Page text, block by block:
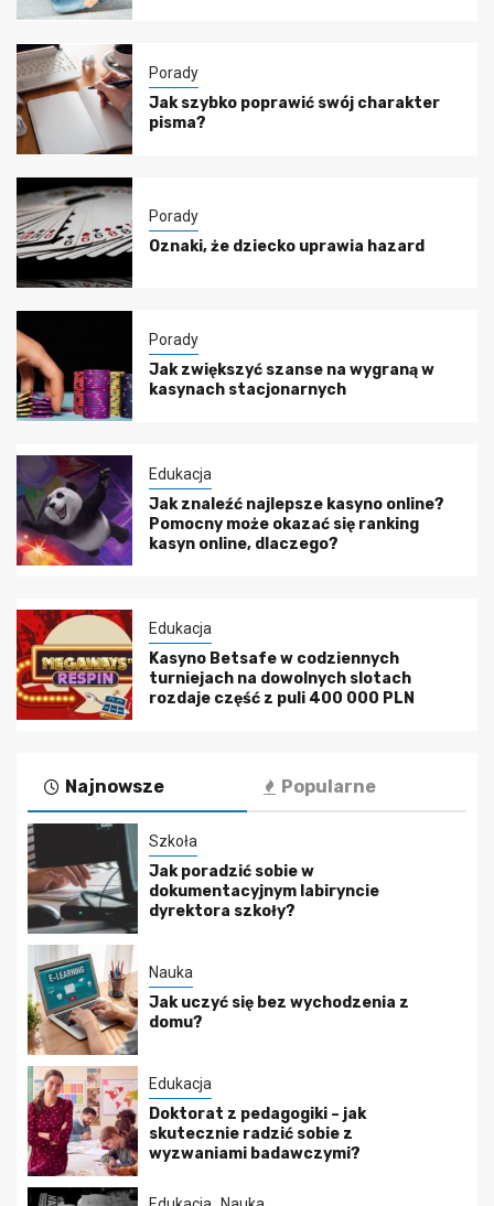
Porady
Jak szybko poprawić swój charakter
pisma?
Porady
Oznaki, że dziecko uprawia hazard
Porady
Jak zwiększyć szanse na wygraną w
kasynach stacjonarnych
Edukacja
Jak znaleźć najlepsze kasyno online?
Pomocny może okazać się ranking
kasyn online, dlaczego?
Edukacja
Kasyno Betsafe w codziennych
turniejach na dowolnych slotach
rozdaje część z puli 400 000 PLN
Najnowsze Popularne
Szkoła
Jak poradzić sobie w
dokumentacyjnym labiryncie
dyrektora szkoły?
Nauka
Jak uczyć się bez wychodzenia z
domu?
Edukacja
Doktorat z pedagogiki – jak
skutecznie radzić sobie z
wyzwaniami badawczymi?